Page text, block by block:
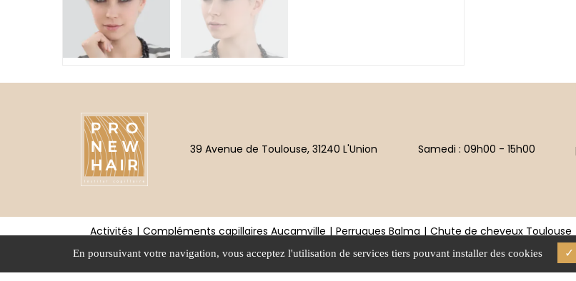
39 Avenue de Toulouse, 31240 L'Union Samedi : 09h00 - 15h00
Activités Compléments capillaires Aucamville Perruques Balma Chute de cheveux Toulouse
Chute de cheveux Balma
Soin pour
En poursuivant votre navigation, vous acceptez l'utilisation de services tiers pouvant installer des cookies